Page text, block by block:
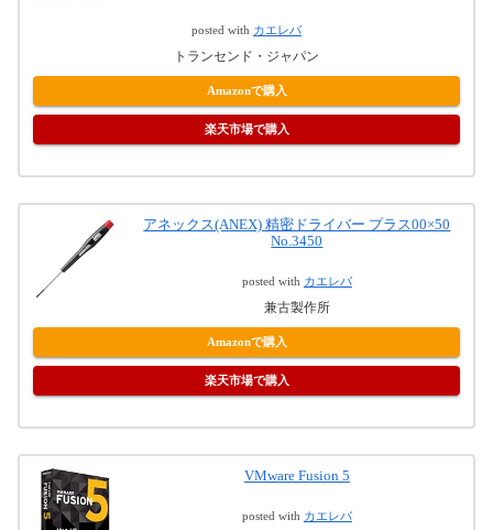
posted with カエレバ
トランセンド・ジャパン
Amazonで購入
楽天市場で購入
アネックス(ANEX) 精密ドライバー プラス00×50
No.3450
posted with カエレバ
兼古製作所
Amazonで購入
楽天市場で購入
VMware Fusion 5
posted with カエレバ